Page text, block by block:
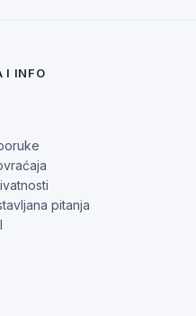
I INFO
pitanja